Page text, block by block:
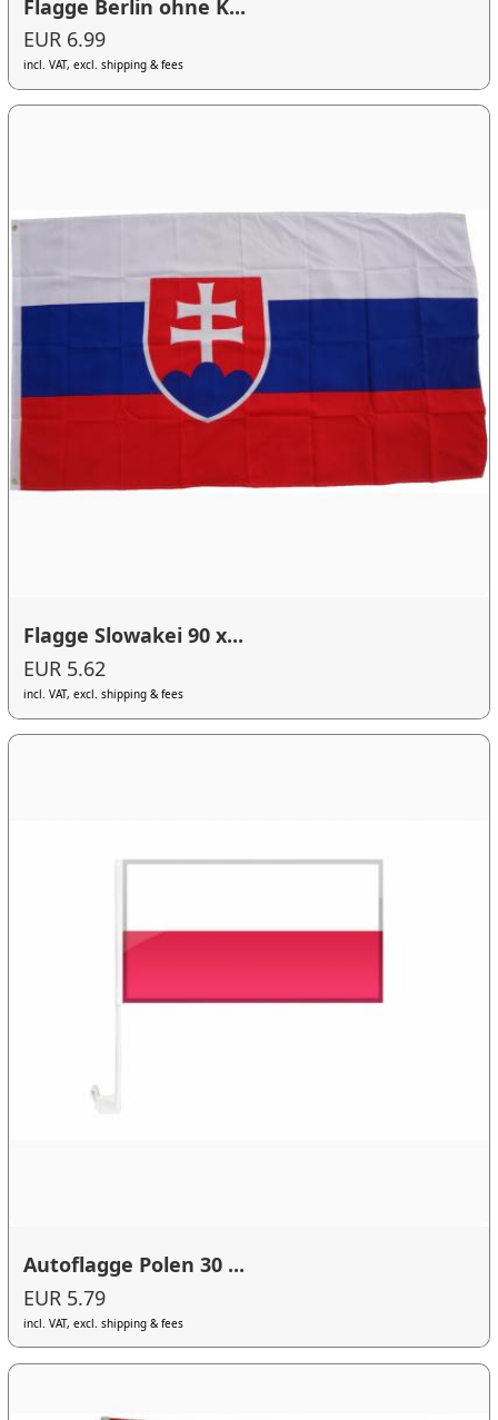
Flagge Berlin ohne K...
EUR 6.99
incl. VAT, excl. shipping & fees
Flagge Slowakei 90 x...
EUR 5.62
incl. VAT, excl. shipping & fees
Autoflagge Polen 30 ...
EUR 5.79
incl. VAT, excl. shipping & fees